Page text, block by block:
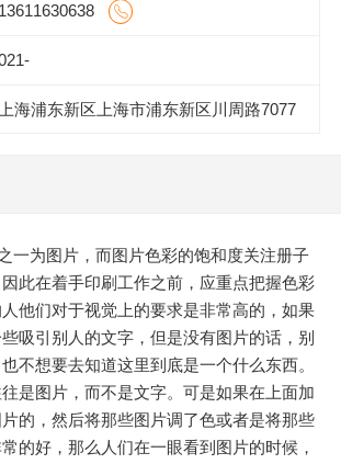
13611630638
上海浦东新区上海市浦东新区川周路7077
一为图片，而图片色彩的饱和度关注册子
此在着手印刷工作之前，应重点把握色彩
他们对于视觉上的要求是非常高的，如果
吸引别人的文字，但是没有图片的话，别
不想要去知道这里到底是一个什么东西。
是图片，而不是文字。可是如果在上面加
的，然后将那些图片调了色或者是将那些
的好，那么人们在一眼看到图片的时候，